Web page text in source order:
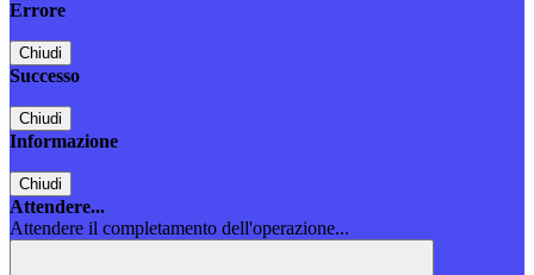
Errore
Chiudi
Successo
Chiudi
Informazione
Chiudi
Attendere...
Attendere il completamento dell'operazione...